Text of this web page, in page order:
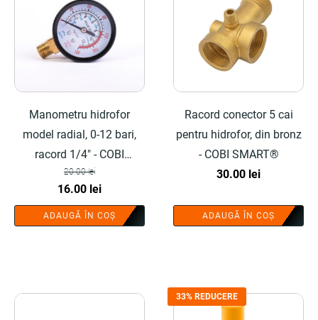
Manometru hidrofor
model radial, 0-12 bari,
racord 1/4" - COBI
SMART®
20.00lei
Prețul
inițial
a
16.00 leiPrețul
curent
este:
ADAUGĂ ÎN COȘ
Racord conector 5 cai
pentru hidrofor, din bronz
- COBI SMART®
30.00 lei
ADAUGĂ ÎN COȘ
33% REDUCERE